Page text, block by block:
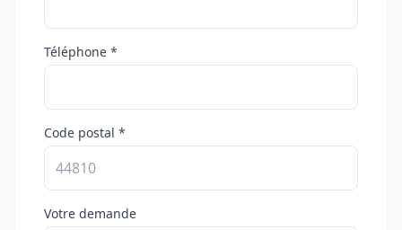
Téléphone *
Code postal *
Votre demande